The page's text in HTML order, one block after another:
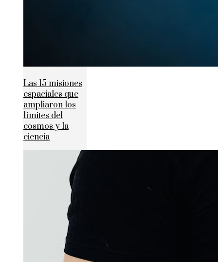
Las 15 misiones
espaciales que
ampliaron los
límites del
cosmos y la
ciencia